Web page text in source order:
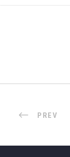
PREV